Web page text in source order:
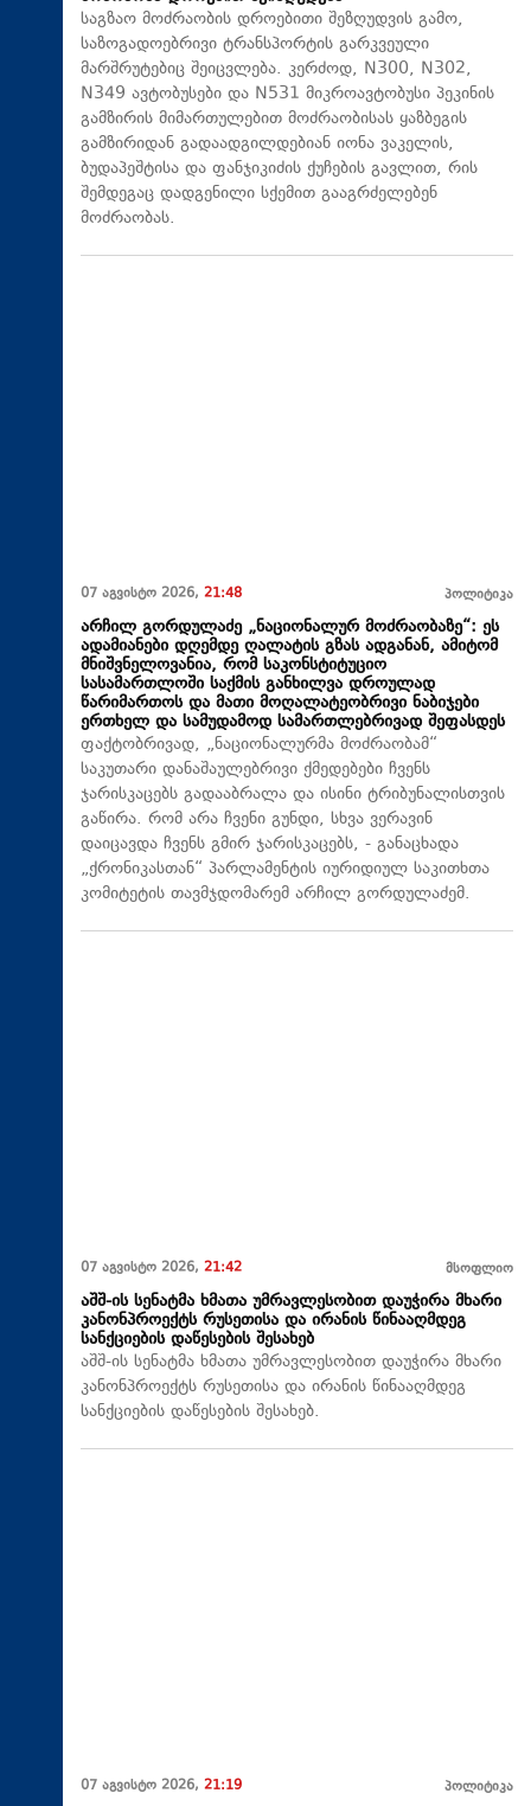
საგზაო მოძრაობის დროებითი შეზღუდვის გამო,
საზოგადოებრივი ტრანსპორტის გარკვეული
მარშრუტებიც შეიცვლება. კერძოდ, N300, N302,
N349 ავტობუსები და N531 მიკროავტობუსი პეკინის
გამზირის მიმართულებით მოძრაობისას ყაზბეგის
გამზირიდან გადაადგილდებიან იონა ვაკელის,
ბუდაპეშტისა და ფანჯიკიძის ქუჩების გავლით, რის
შემდეგაც დადგენილი სქემით გააგრძელებენ
მოძრაობას.
07 აგვისტო 2026, 21:48 პოლიტიკა
არჩილ გორდულაძე „ნაციონალურ მოძრაობაზე“: ეს
ადამიანები დღემდე ღალატის გზას ადგანან, ამიტომ
მნიშვნელოვანია, რომ საკონსტიტუციო
სასამართლოში საქმის განხილვა დროულად
წარიმართოს და მათი მოღალატეობრივი ნაბიჯები
ერთხელ და სამუდამოდ სამართლებრივად შეფასდეს
ფაქტობრივად, „ნაციონალურმა მოძრაობამ“
საკუთარი დანაშაულებრივი ქმედებები ჩვენს
ჯარისკაცებს გადააბრალა და ისინი ტრიბუნალისთვის
გაწირა. რომ არა ჩვენი გუნდი, სხვა ვერავინ
დაიცავდა ჩვენს გმირ ჯარისკაცებს, - განაცხადა
„ქრონიკასთან“ პარლამენტის იურიდიულ საკითხთა
კომიტეტის თავმჯდომარემ არჩილ გორდულაძემ.
07 აგვისტო 2026, 21:42 მსოფლიო
აშშ-ის სენატმა ხმათა უმრავლესობით დაუჭირა მხარი
კანონპროექტს რუსეთისა და ირანის წინააღმდეგ
სანქციების დაწესების შესახებ
აშშ-ის სენატმა ხმათა უმრავლესობით დაუჭირა მხარი
კანონპროექტს რუსეთისა და ირანის წინააღმდეგ
სანქციების დაწესების შესახებ.
07 აგვისტო 2026, 21:19 პოლიტიკა